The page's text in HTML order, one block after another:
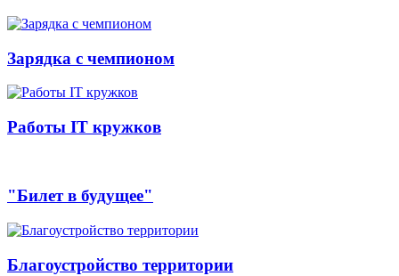
Зарядка с чемпионом
Работы IT кружков
"Билет в будущее"
Благоустройство территории